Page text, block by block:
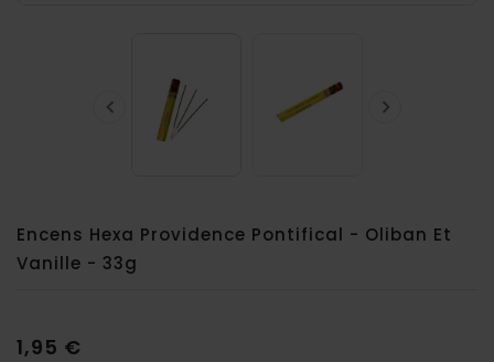
 
Encens Hexa Providence Pontifical - Oliban Et
Vanille - 33g
1,95 €